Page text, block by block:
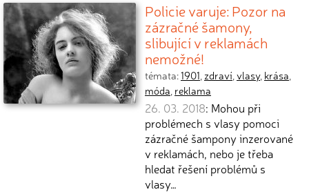
Policie varuje: Pozor na
zázračné šamony,
slibující v reklamách
nemožné!
témata:1901, zdraví,vlasy, krása,
móda, reklama
26. 03. 2018: Mohou při
problémech s vlasy pomoci
zázračné šampony inzerované
v reklamách, nebo je třeba
hledat řešení problémů s
vlasy…